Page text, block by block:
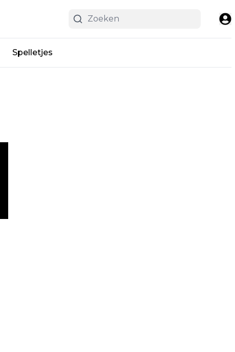
Spelletjes